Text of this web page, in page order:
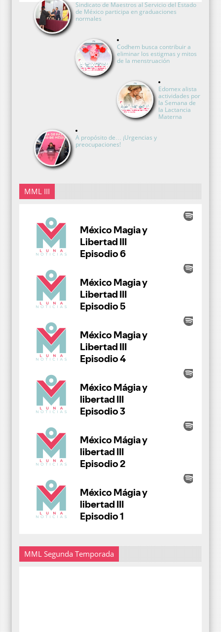
Sindicato de Maestros al Servicio del Estado
de México participa en graduaciones
normales
Codhem busca contribuir a
eliminar los estigmas y mitos
de la menstruación
Edomex alista
actividades por
la Semana de
la Lactancia
Materna
A propósito de… ¡Urgencias y
preocupaciones!
MML III
MML Segunda Temporada